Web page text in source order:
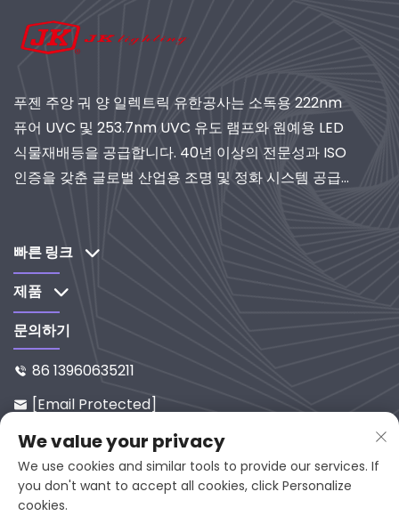
푸젠 주앙 궈 양 일렉트릭 유한공사는 소독용 222nm
퓨어 UVC 및 253.7nm UVC 유도 램프와 원예용 LED
식물재배등을 공급합니다. 40년 이상의 전문성과 ISO
인증을 갖춘 글로벌 산업용 조명 및 정화 시스템 공급
빠른 링크
제품
문의하기
 86 13960635211
 [email Protected]

중국 푸젠성 연평현 시시로 65-9번
지, 우편번호 353001
We value your privacy
We use cookies and similar tools to provide our services. If
you don't want to accept all cookies, click Personalize
cookies.